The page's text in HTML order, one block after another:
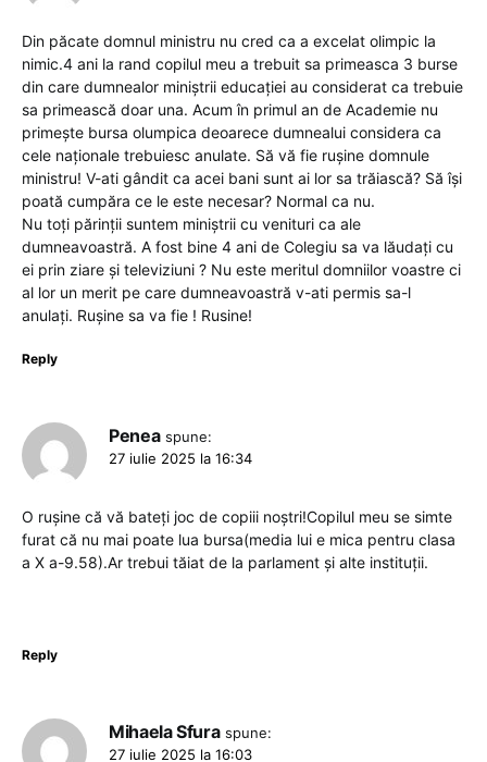
Din păcate domnul ministru nu cred ca a excelat olimpic la
nimic.4 ani la rand copilul meu a trebuit sa primeasca 3 burse
din care dumnealor miniștrii educației au considerat ca trebuie
sa primească doar una. Acum în primul an de Academie nu
primește bursa olumpica deoarece dumnealui considera ca
cele naționale trebuiesc anulate. Să vă fie rușine domnule
ministru! V-ati gândit ca acei bani sunt ai lor sa trăiască? Să își
poată cumpăra ce le este necesar? Normal ca nu.
Nu toți părinții suntem miniștrii cu venituri ca ale
dumneavoastră. A fost bine 4 ani de Colegiu sa va lăudați cu
ei prin ziare și televiziuni ? Nu este meritul domniilor voastre ci
al lor un merit pe care dumneavoastră v-ati permis sa-l
anulați. Rușine sa va fie ! Rusine!
Reply
Penea spune:
27 iulie 2025 la 16:34
O rușine că vă bateți joc de copiii noștri!Copilul meu se simte
furat că nu mai poate lua bursa(media lui e mica pentru clasa
a X a-9.58).Ar trebui tăiat de la parlament și alte instituții.
Reply
Mihaela Sfura spune:
27 iulie 2025 la 16:03